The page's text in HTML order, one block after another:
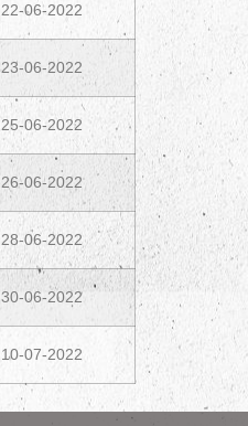
22-06-2022
23-06-2022
25-06-2022
26-06-2022
28-06-2022
30-06-2022
10-07-2022